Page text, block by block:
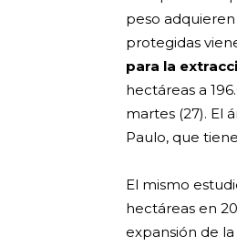
peso
protegidas
para la
hectáreas a
martes (27). El
Paulo, que
El mismo
hectáreas en
expansión de